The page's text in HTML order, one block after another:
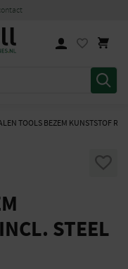
zaken
TOOLS BEZEM KUNSTSTOF
STEEL